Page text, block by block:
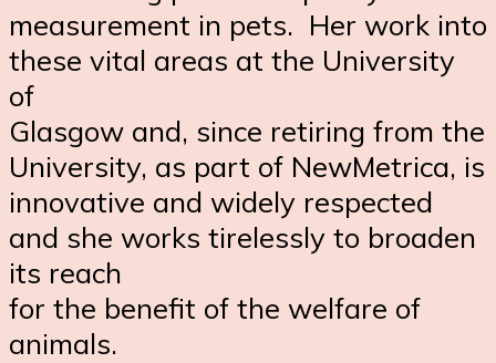
measurement in pets. Her work into
these vital areas at the University
of
Glasgow and, since retiring from the
University, as part of NewMetrica, is
innovative and widely respected
and she works tirelessly to broaden
its reach
for the benefit of the welfare of
animals.